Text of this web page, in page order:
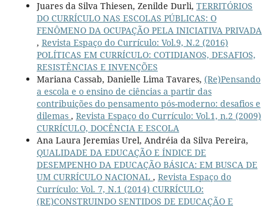
Juares da Silva Thiesen, Zenilde Durli, TERRITÓRIOS
DO CURRÍCULO NAS ESCOLAS PÚBLICAS: O
FENÔMENO DA OCUPAÇÃO PELA INICIATIVA PRIVADA
, Revista Espaço do Currículo: Vol.9, N.2 (2016)
POLÍTICAS EM CURRÍCULO: COTIDIANOS, DESAFIOS,
RESISTÊNCIAS E INVENÇÕES
Mariana Cassab, Danielle Lima Tavares, (Re)Pensando
a escola e o ensino de ciências a partir das
contribuições do pensamento pós-moderno: desafios e
dilemas , Revista Espaço do Currículo: Vol.1, n.2 (2009)
CURRÍCULO, DOCÊNCIA E ESCOLA
Ana Laura Jeremias Urel, Andréia da Silva Pereira,
QUALIDADE DA EDUCAÇÃO E ÍNDICE DE
DESEMPENHO DA EDUCAÇÃO BÁSICA: EM BUSCA DE
UM CURRÍCULO NACIONAL , Revista Espaço do
Currículo: Vol. 7, N.1 (2014) CURRÍCULO:
(RE)CONSTRUINDO SENTIDOS DE EDUCAÇÃO E